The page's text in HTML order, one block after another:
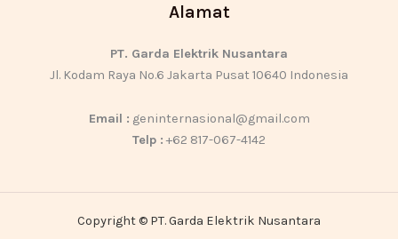
Alamat
PT. Garda Elektrik Nusantara
Jl. Kodam Raya No.6 Jakarta Pusat 10640 Indonesia
Email : geninternasional@gmail.com
Telp : +62 817-067-4142
Copyright © PT. Garda Elektrik Nusantara